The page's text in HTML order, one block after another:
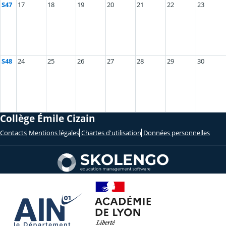
S47 17 18 19 20 21 22 23
S48 24 25 26 27 28 29 30
Collège Émile Cizain
Contacts Mentions légales Chartes d'utilisation Données personnelles